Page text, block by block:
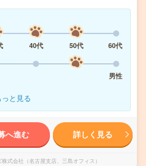
40代 50代
60代
男性
っと見る
へ進む 詳しく見る
式会社（名古屋支店、三島オフィス）